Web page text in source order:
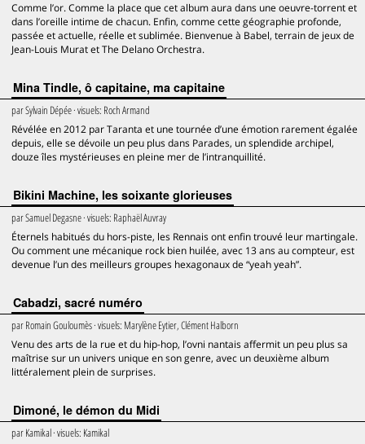
Comme l’or. Comme la place que cet album aura dans une oeuvre-torrent et
dans l’oreille intime de chacun. Enfin, comme cette géographie profonde,
passée et actuelle, réelle et sublimée. Bienvenue à Babel, terrain de jeux de
Jean-Louis Murat et The Delano Orchestra.
Mina Tindle, ô capitaine, ma capitaine
parSylvain Dépée· visuels: Roch Armand
Révélée en 2012 par Taranta et une tournée d’une émotion rarement égalée
depuis, elle se dévoile un peu plus dans Parades, un splendide archipel,
douze îles mystérieuses en pleine mer de l’intranquillité.
Bikini Machine, les soixante glorieuses
parSamuel Degasne· visuels: Raphaël Auvray
Éternels habitués du hors-piste, les Rennais ont enfin trouvé leur martingale.
Ou comment une mécanique rock bien huilée, avec 13 ans au compteur, est
devenue l’un des meilleurs groupes hexagonaux de “yeah yeah”.
Cabadzi, sacré numéro
parRomain Gouloumès· visuels: Marylène Eytier, Clément Halborn
Venu des arts de la rue et du hip-hop, l’ovni nantais affermit un peu plus sa
maîtrise sur un univers unique en son genre, avec un deuxième album
littéralement plein de surprises.
Dimoné, le démon du Midi
parKamikal· visuels: Kamikal